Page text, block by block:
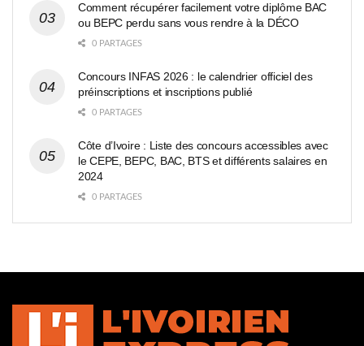
Comment récupérer facilement votre diplôme BAC
ou BEPC perdu sans vous rendre à la DÉCO
0 PARTAGES
Concours INFAS 2026 : le calendrier officiel des
préinscriptions et inscriptions publié
0 PARTAGES
Côte d’Ivoire : Liste des concours accessibles avec
le CEPE, BEPC, BAC, BTS et différents salaires en
2024
0 PARTAGES